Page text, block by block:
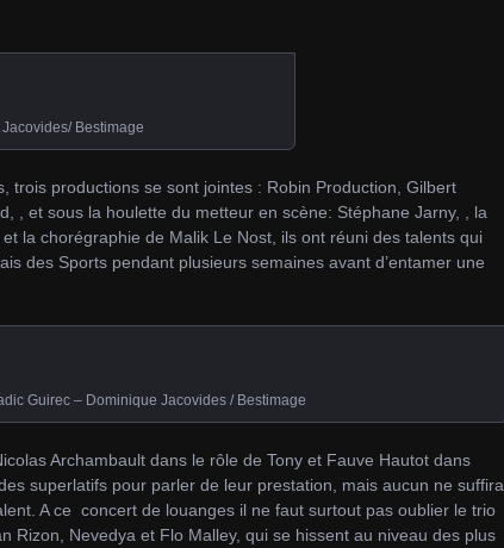
Bestimage
trois productions se sont jointes : Robin Production, Gilbert
, et sous la houlette du metteur en scène: Stéphane Jarny, , la
la chorégraphie de Malik Le Nost, ils ont réuni des talents qui
des Sports pendant plusieurs semaines avant d’entamer une
Guirec – Dominique Jacovides / Bestimage
Archambault dans le rôle de Tony et Fauve Hautot dans
superlatifs pour parler de leur prestation, mais aucun ne suffira
A ce concert de louanges il ne faut surtout pas oublier le trio
Rizon, Nevedya et Flo Malley, qui se hissent au niveau des plus